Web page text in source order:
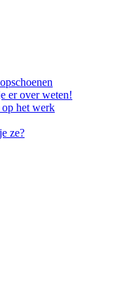
er over weten!
op het werk
ze?